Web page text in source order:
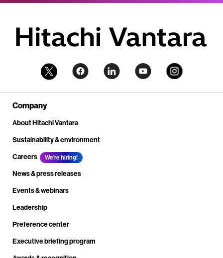
Company
About Hitachi Vantara
Sustainability & environment
Careers
We're hiring!
News & press releases
Events & webinars
Leadership
Preference center
Executive briefing program